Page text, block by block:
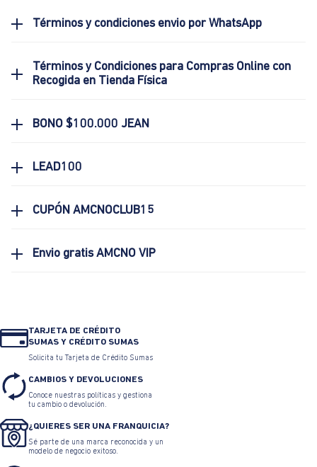
Términos y condiciones envio por WhatsApp
Términos y Condiciones para Compras Online con
Recogida en Tienda Física
BONO $100.000 JEAN
LEAD100
CUPÓN AMCNOCLUB15
Envio gratis AMCNO VIP
TARJETA DE CRÉDITO
SUMAS Y CRÉDITO SUMAS
Solicita tu Tarjeta de Crédito Sumas
CAMBIOS Y DEVOLUCIONES
Conoce nuestras políticas y gestiona
tu cambio o devolución.
¿QUIERES SER UNA FRANQUICIA?
Sé parte de una marca reconocida y un
modelo de negocio exitoso.